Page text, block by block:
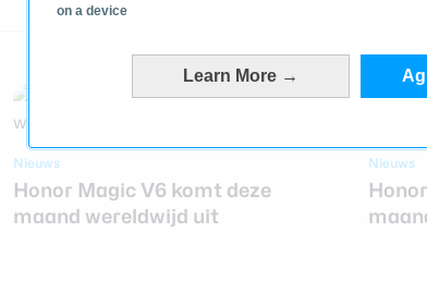
on a device
Learn More →
Nieuws
Honor Magic V6 komt deze
maand wereldwijd uit
Nieuws